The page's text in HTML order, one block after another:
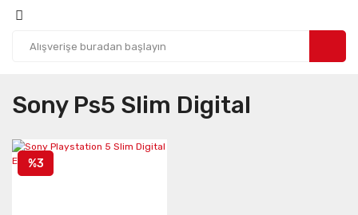
Sony Ps5 Slim Digital
%3